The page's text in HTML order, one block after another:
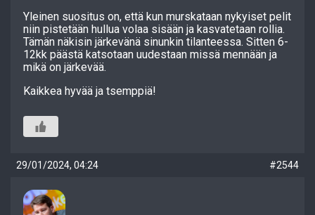
Yleinen suositus on, että kun murskataan nykyiset pelit
niin pistetään hullua volaa sisään ja kasvatetaan rollia.
Tämän näkisin järkevänä sinunkin tilanteessa. Sitten 6-
12kk päästä katsotaan uudestaan missä mennään ja
mikä on järkevää.
Kaikkea hyvää ja tsemppiä!
29/01/2024, 04:24 #2544